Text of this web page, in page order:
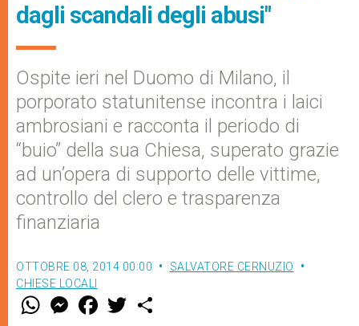
dagli scandali degli abusi"
Ospite ieri nel Duomo di Milano, il
porporato statunitense incontra i laici
ambrosiani e racconta il periodo di
“buio” della sua Chiesa, superato grazie
ad un’opera di supporto delle vittime,
controllo del clero e trasparenza
finanziaria
OTTOBRE 08, 2014 00:00
SALVATORE CERNUZIO
CHIESE LOCALI
W M
e
F
a w